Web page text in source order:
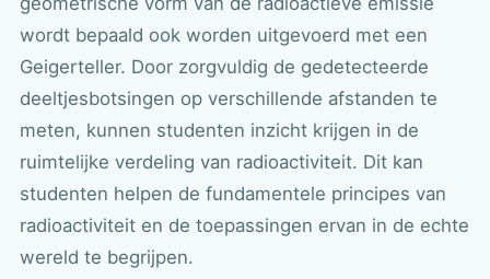
wordt bepaald ook worden uitgevoerd met een
Geigerteller. Door zorgvuldig de gedetecteerde
deeltjesbotsingen op verschillende afstanden te
meten, kunnen studenten inzicht krijgen in de
ruimtelijke verdeling van radioactiviteit. Dit kan
studenten helpen de fundamentele principes van
radioactiviteit en de toepassingen ervan in de echte
wereld te begrijpen.